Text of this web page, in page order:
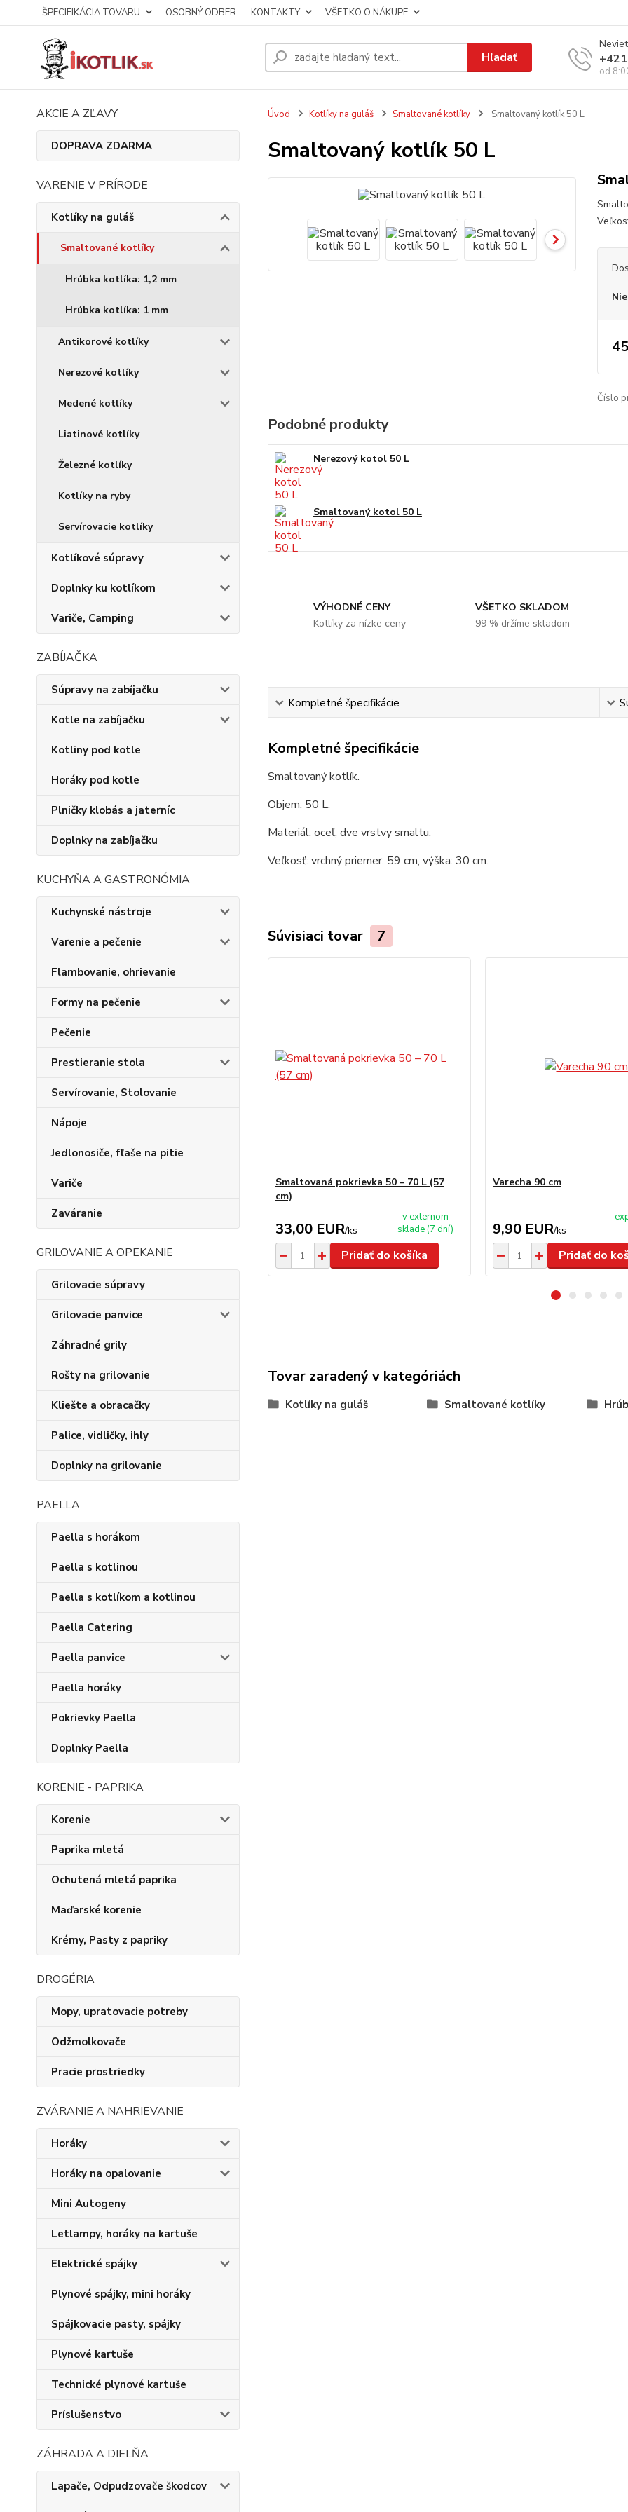
ŠPECIFIKÁCIA TOVARU OSOBNÝ ODBER KONTAKTY VŠETKO O NÁKUPE
Hľadať
od
AKCIE A ZĽAVY
DOPRAVA ZDARMA
VARENIE V PRÍRODE
Kotlíky na guláš
Smaltované kotlíky
Hrúbka kotlíka: 1,2 mm
Hrúbka kotlíka: 1 mm
Antikorové kotlíky
Nerezové kotlíky
Medené kotlíky
Liatinové kotlíky
Železné kotlíky
Kotlíky na ryby
Servírovacie kotlíky
Kotlíkové súpravy
Doplnky ku kotlíkom
Variče, Camping
ZABÍJAČKA
Súpravy na zabíjačku
Kotle na zabíjačku
Kotliny pod kotle
Horáky pod kotle
Plničky klobás a jaterníc
Doplnky na zabíjačku
KUCHYŇA A GASTRONÓMIA
Kuchynské nástroje
Varenie a pečenie
Flambovanie, ohrievanie
Formy na pečenie
Pečenie
Prestieranie stola
Servírovanie, Stolovanie
Nápoje
Jedlonosiče, fľaše na pitie
Variče
Zaváranie
GRILOVANIE A OPEKANIE
Grilovacie súpravy
Grilovacie panvice
Záhradné grily
Rošty na grilovanie
Kliešte a obracačky
Palice, vidličky, ihly
Doplnky na grilovanie
PAELLA
Paella s horákom
Paella s kotlinou
Paella s kotlíkom a kotlinou
Paella Catering
Paella panvice
Paella horáky
Pokrievky Paella
Doplnky Paella
KORENIE - PAPRIKA
Korenie
Paprika mletá
Ochutená mletá paprika
Maďarské korenie
Krémy, Pasty z papriky
DROGÉRIA
Mopy, upratovacie potreby
Odžmolkovače
Pracie prostriedky
ZVÁRANIE A NAHRIEVANIE
Horáky
Horáky na opalovanie
Mini Autogeny
Letlampy, horáky na kartuše
Elektrické spájky
Plynové spájky, mini horáky
Spájkovacie pasty, spájky
Plynové kartuše
Technické plynové kartuše
Príslušenstvo
ZÁHRADA A DIELŇA
Lapače, Odpudzovače škodcov
Úvod Kotlíky na guláš Smaltované kotlíky Smaltovaný kotlík 50 L
Smaltovaný kotlík 50 L
Číslo
Podobné produkty
Nerezový kotol 50 L
Smaltovaný kotol 50 L
VÝHODNÉ CENY
Kotlíky za nízke ceny
VŠETKO SKLADOM
99 % držíme skladom
Kompletné špecifikácie
Kompletné špecifikácie
Smaltovaný kotlík.
Objem: 50 L.
Materiál: oceľ, dve vrstvy smaltu.
Veľkosť: vrchný priemer: 59 cm, výška: 30 cm.
Súvisiaci tovar 7
Smaltovaná pokrievka 50 – 70 L (57
cm)
33,00 EUR/ks
v externom
sklade (7 dní)
Pridať do košíka
Varecha 90 cm
9,90 EUR/ks
Pridať do
Tovar zaradený v kategóriách
Kotlíky na guláš Smaltované kotlíky